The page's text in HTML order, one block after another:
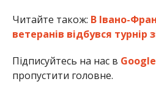
Читайте також: В Івано-
ветеранів відбувся
Підписуйтесь на нас в
пропустити головне.